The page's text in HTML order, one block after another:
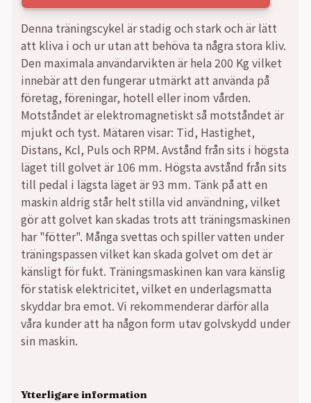
priset
var:
11999,00 kr.
priset
är:
9990,00 kr.
Denna träningscykel är stadig och stark och är lätt
att kliva i och ur utan att behöva ta några stora kliv.
Den maximala användarvikten är hela 200 Kg vilket
innebär att den fungerar utmärkt att använda på
företag, föreningar, hotell eller inom vården.
Motståndet är elektromagnetiskt så motståndet är
mjukt och tyst. Mätaren visar: Tid, Hastighet,
Distans, Kcl, Puls och RPM. Avstånd från sits i högsta
läget till golvet är 106 mm. Högsta avstånd från sits
till pedal i lägsta läget är 93 mm. Tänk på att en
maskin aldrig står helt stilla vid användning, vilket
gör att golvet kan skadas trots att träningsmaskinen
har "fötter". Många svettas och spiller vatten under
träningspassen vilket kan skada golvet om det är
känsligt för fukt. Träningsmaskinen kan vara känslig
för statisk elektricitet, vilket en underlagsmatta
skyddar bra emot. Vi rekommenderar därför alla
våra kunder att ha någon form utav golvskydd under
sin maskin.
Ytterligare information